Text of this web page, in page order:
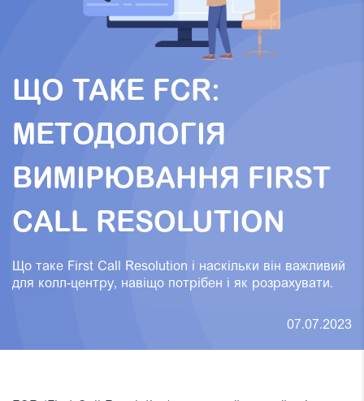
07.07.2023
ЩО ТАКЕ FCR:
МЕТОДОЛОГІЯ
ВИМІРЮВАННЯ FIRST
CALL RESOLUTION
Що таке First Call Resolution і наскільки він важливий
для колл-центру, навіщо потрібен і як розрахувати.